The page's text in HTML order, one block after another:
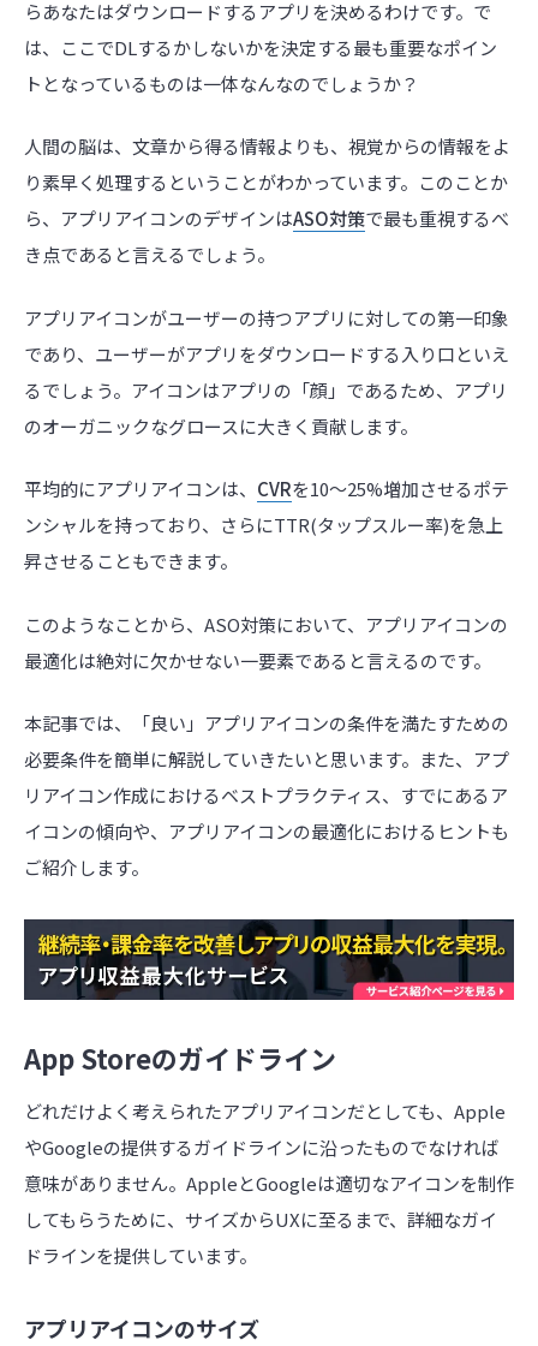
らあなたはダウンロードするアプリを決めるわけです。で
は、ここでDLするかしないかを決定する最も重要なポイン
トとなっているものは一体なんなのでしょうか？
人間の脳は、文章から得る情報よりも、視覚からの情報をよ
り素早く処理するということがわかっています。このことか
ら、アプリアイコンのデザインはASO対策で最も重視するべ
き点であると言えるでしょう。
アプリアイコンがユーザーの持つアプリに対しての第一印象
であり、ユーザーがアプリをダウンロードする入り口といえ
るでしょう。アイコンはアプリの「顔」であるため、アプリ
のオーガニックなグロースに大きく貢献します。
平均的にアプリアイコンは、 CVRを10～25%増加させるポテ
ンシャルを持っており、さらにTTR(タップスルー率)を急上
昇させることもできます。
このようなことから、ASO対策において、アプリアイコンの
最適化は絶対に欠かせない一要素であると言えるのです。
本記事では、「良い」アプリアイコンの条件を満たすための
必要条件を簡単に解説していきたいと思います。また、アプ
リアイコン作成におけるベストプラクティス、すでにあるア
イコンの傾向や、アプリアイコンの最適化におけるヒントも
ご紹介します。
App Storeのガイドライン
どれだけよく考えられたアプリアイコンだとしても、Apple
やGoogleの提供するガイドラインに沿ったものでなければ
意味がありません。AppleとGoogleは適切なアイコンを制作
してもらうために、サイズからUXに至るまで、詳細なガイ
ドラインを提供しています。
アプリアイコンのサイズ